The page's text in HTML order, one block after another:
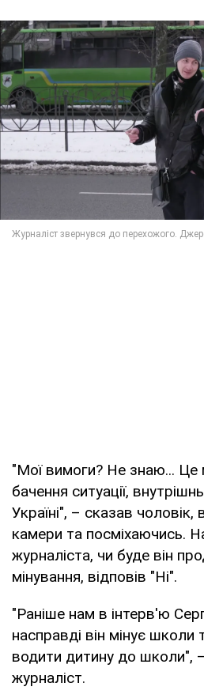
"Мої вимоги? Не знаю... Це
бачення ситуації,
Україні", – сказав чоловік,
камери та посміхаючись.
журналіста, чи буде він
мінування, відповів "Ні".
"Раніше нам в інтерв'ю
насправді він мінує
водити дитину до школи",
журналіст.